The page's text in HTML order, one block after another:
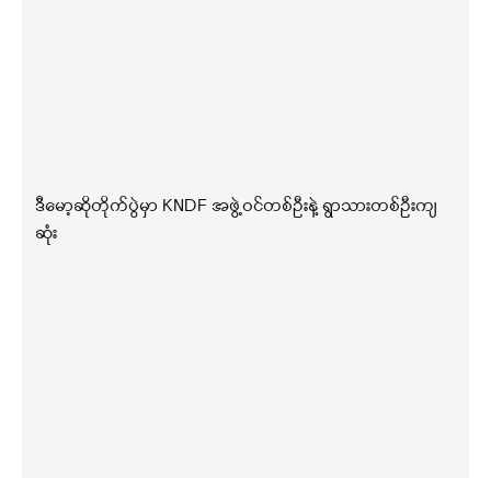
ဒီမော့ဆိုတိုက်ပွဲမှာ KNDF အဖွဲ့ဝင်တစ်ဦးနဲ့ ရွာသားတစ်ဦးကျ
ဆုံး